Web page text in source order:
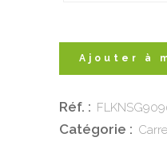
Ajouter à
Réf. :
Catégorie :